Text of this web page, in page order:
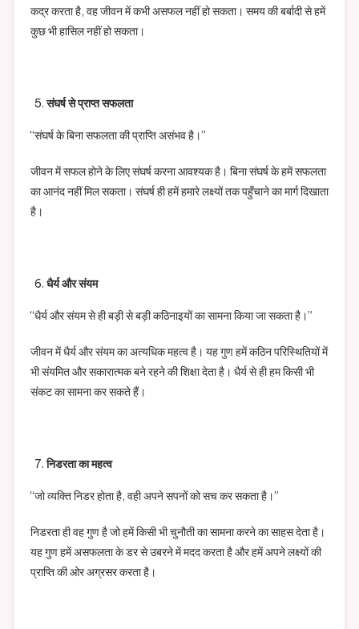
कद्र करता है, वह जीवन में कभी असफल नहीं हो सकता। समय की बर्बादी से हमें
कुछ भी हासिल नहीं हो सकता।
संघर्ष से प्राप्त सफलता
“संघर्ष के बिना सफलता की प्राप्ति असंभव है।”
जीवन में सफल होने के लिए संघर्ष करना आवश्यक है। बिना संघर्ष के हमें सफलता
का आनंद नहीं मिल सकता। संघर्ष ही हमें हमारे लक्ष्यों तक पहुँचाने का मार्ग दिखाता
है।
धैर्य और संयम
“धैर्य और संयम से ही बड़ी से बड़ी कठिनाइयों का सामना किया जा सकता है।”
जीवन में धैर्य और संयम का अत्यधिक महत्व है। यह गुण हमें कठिन परिस्थितियों में
भी संयमित और सकारात्मक बने रहने की शिक्षा देता है। धैर्य से ही हम किसी भी
संकट का सामना कर सकते हैं।
निडरता का महत्व
“जो व्यक्ति निडर होता है, वही अपने सपनों को सच कर सकता है।”
निडरता ही वह गुण है जो हमें किसी भी चुनौती का सामना करने का साहस देता है।
यह गुण हमें असफलता के डर से उबरने में मदद करता है और हमें अपने लक्ष्यों की
प्राप्ति की ओर अग्रसर करता है।